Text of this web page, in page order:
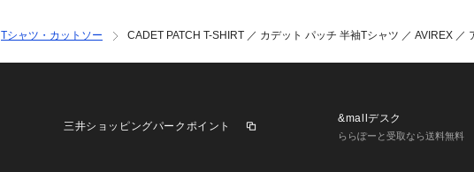
その個性的な表情
その無駄の無いデ
Tシャツ・カットソー CADET PATCH T-SHIRT ／ カデット パッチ 半袖Tシャツ ／ AVIREX ／
三井ショッピングパークポイント
&mallデスク
ららぽーと受取なら送料無料